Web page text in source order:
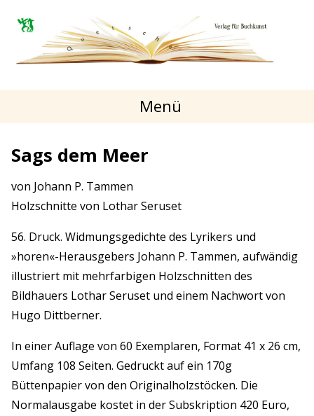
Menü
Sags dem Meer
von Johann P. Tammen
Holzschnitte von Lothar Seruset
56. Druck. Widmungsgedichte des Lyrikers und
»horen«-Herausgebers Johann P. Tammen, aufwändig
illustriert mit mehrfarbigen Holzschnitten des
Bildhauers Lothar Seruset und einem Nachwort von
Hugo Dittberner.
In einer Auflage von 60 Exemplaren, Format 41 x 26 cm,
Umfang 108 Seiten. Gedruckt auf ein 170g
Büttenpapier von den Originalholzstöcken. Die
Normalausgabe kostet in der Subskription 420 Euro,